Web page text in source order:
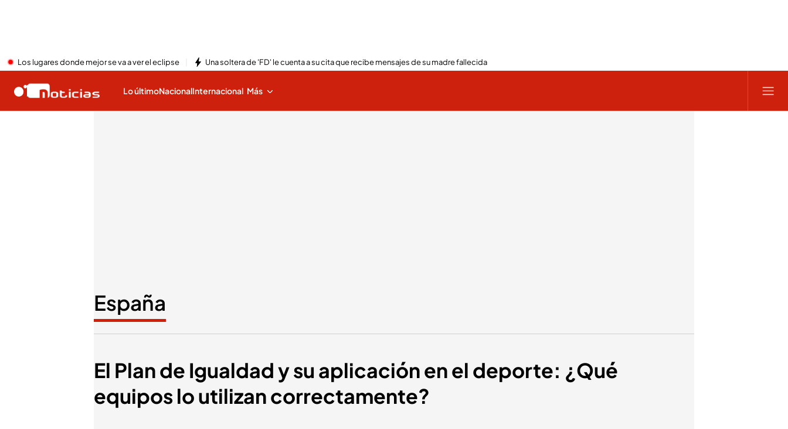
Los lugares donde mejor se va a ver el eclipse Una soltera de 'FD' le cuenta a su cita que recibe mensajes de su madre fallecida
Lo últimoNacionalInternacional Más
España
El Plan de Igualdad y su aplicación en el deporte: ¿Qué
equipos lo utilizan correctamente?